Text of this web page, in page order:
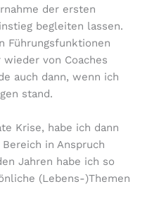
der ersten
begleiten lassen.
Führungsfunktionen
von Coaches
auch dann, wenn ich
stand.
Krise, habe ich dann
in Anspruch
Jahren habe ich so
(Lebens-)Themen